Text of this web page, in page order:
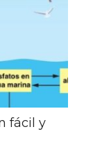
fácil y